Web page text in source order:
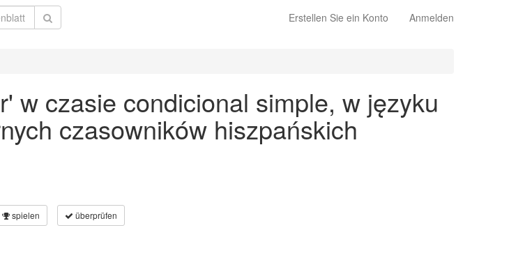
Erstellen Sie ein Konto Anmelden
w czasie condicional simple, w języku
czasowników hiszpańskich
spielen überprüfen